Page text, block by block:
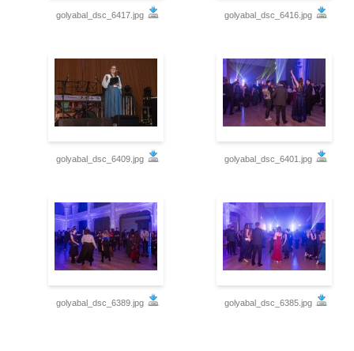
golyabal_dsc_6417.jpg golyabal_dsc_6416.jpg
golyabal_dsc_6409.jpg golyabal_dsc_6401.jpg
golyabal_dsc_6389.jpg golyabal_dsc_6385.jpg